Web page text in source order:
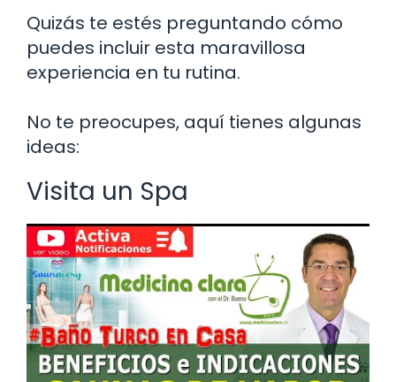
Quizás te estés preguntando cómo
puedes incluir esta maravillosa
experiencia en tu rutina.
No te preocupes, aquí tienes algunas
ideas:
Visita un Spa